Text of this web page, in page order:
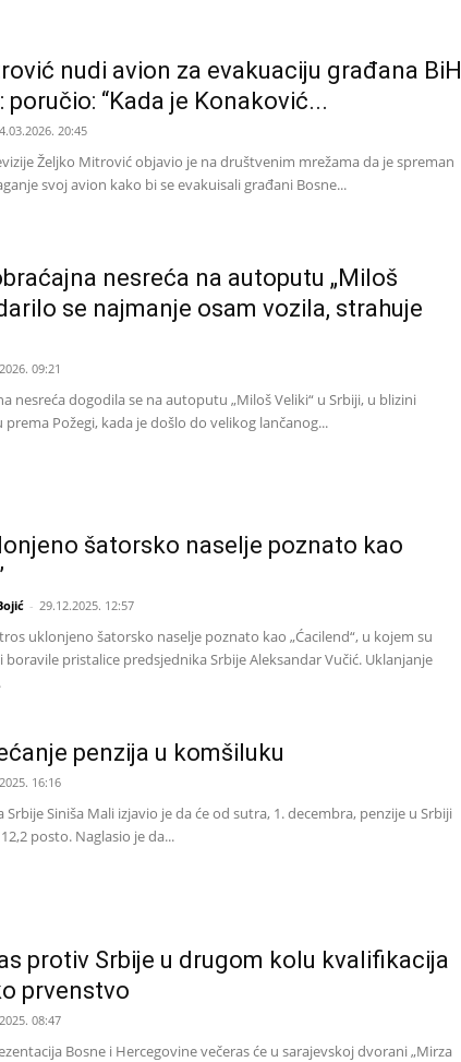
nudi avion za evakuaciju građana BiH
poručio: “Kada je Konaković...
20:45
Željko Mitrović objavio je na društvenim mrežama da je spreman
svoj avion kako bi se evakuisali građani Bosne...
nesreća na autoputu „Miloš
se najmanje osam vozila, strahuje
09:21
nesreća dogodila se na autoputu „Miloš Veliki“ u Srbiji, u blizini
prema Požegi, kada je došlo do velikog lančanog...
šatorsko naselje poznato kao
- 29.12.2025. 12:57
uklonjeno šatorsko naselje poznato kao „Ćacilend“, u kojem su
pristalice predsjednika Srbije Aleksandar Vučić. Uklanjanje
penzija u komšiluku
16:16
Siniša Mali izjavio je da će od sutra, 1. decembra, penzije u Srbiji
posto. Naglasio je da...
protiv Srbije u drugom kolu kvalifikacija
prvenstvo
08:47
Bosne i Hercegovine večeras će u sarajevskoj dvorani „Mirza